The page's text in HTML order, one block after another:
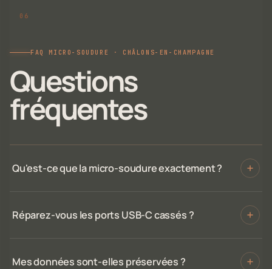
FAQ MICRO-SOUDURE · CHÂLONS-EN-CHAMPAGNE
Questions
fréquentes
Qu'est-ce que la micro-soudure exactement ?
Réparez-vous les ports USB-C cassés ?
Mes données sont-elles préservées ?